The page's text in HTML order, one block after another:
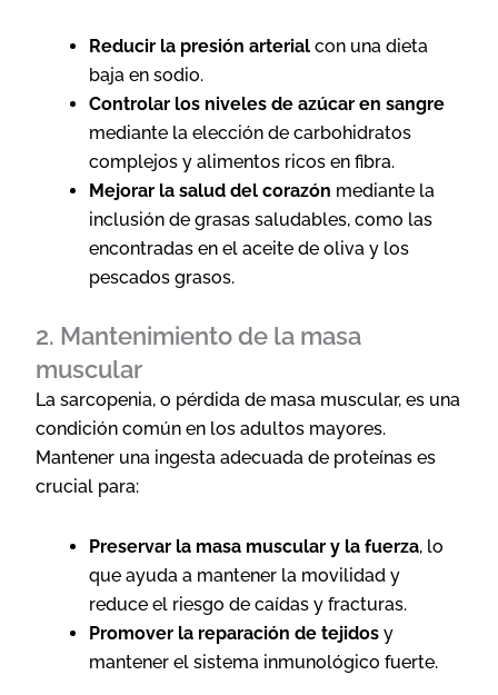
Reducir la presión arterial con una dieta
baja en sodio.
Controlar los niveles de azúcar en sangre
mediante la elección de carbohidratos
complejos y alimentos ricos en fibra.
Mejorar la salud del corazón mediante la
inclusión de grasas saludables, como las
encontradas en el aceite de oliva y los
pescados grasos.
2. Mantenimiento de la masa
muscular
La sarcopenia, o pérdida de masa muscular, es una
condición común en los adultos mayores.
Mantener una ingesta adecuada de proteínas es
crucial para:
Preservar la masa muscular y la fuerza, lo
que ayuda a mantener la movilidad y
reduce el riesgo de caídas y fracturas.
Promover la reparación de tejidos y
mantener el sistema inmunológico fuerte.